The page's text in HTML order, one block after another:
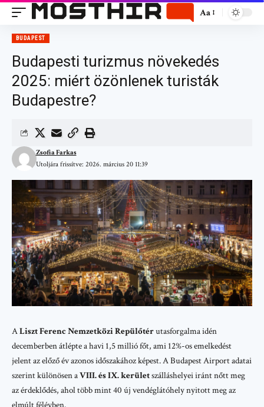
Aa
BUDAPEST
Budapesti turizmus növekedés
2025: miért özönlenek turisták
Budapestre?
Utoljára frissítve: 2026. március 20 11:39
Zsofia Farkas
ALiszt Ferenc Nemzetközi Repülőtérutasforgalma idén
decemberben átlépte a havi 1,5 millió főt, ami 12%-os emelkedést
jelent az előző év azonos időszakához képest. ABudapest Airportadatai
szerint különösen aVIII. és IX. kerületszálláshelyei iránt nőtt meg
az érdeklődés, ahol több mint 40 új vendéglátóhely nyitott meg az